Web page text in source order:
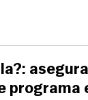
programa